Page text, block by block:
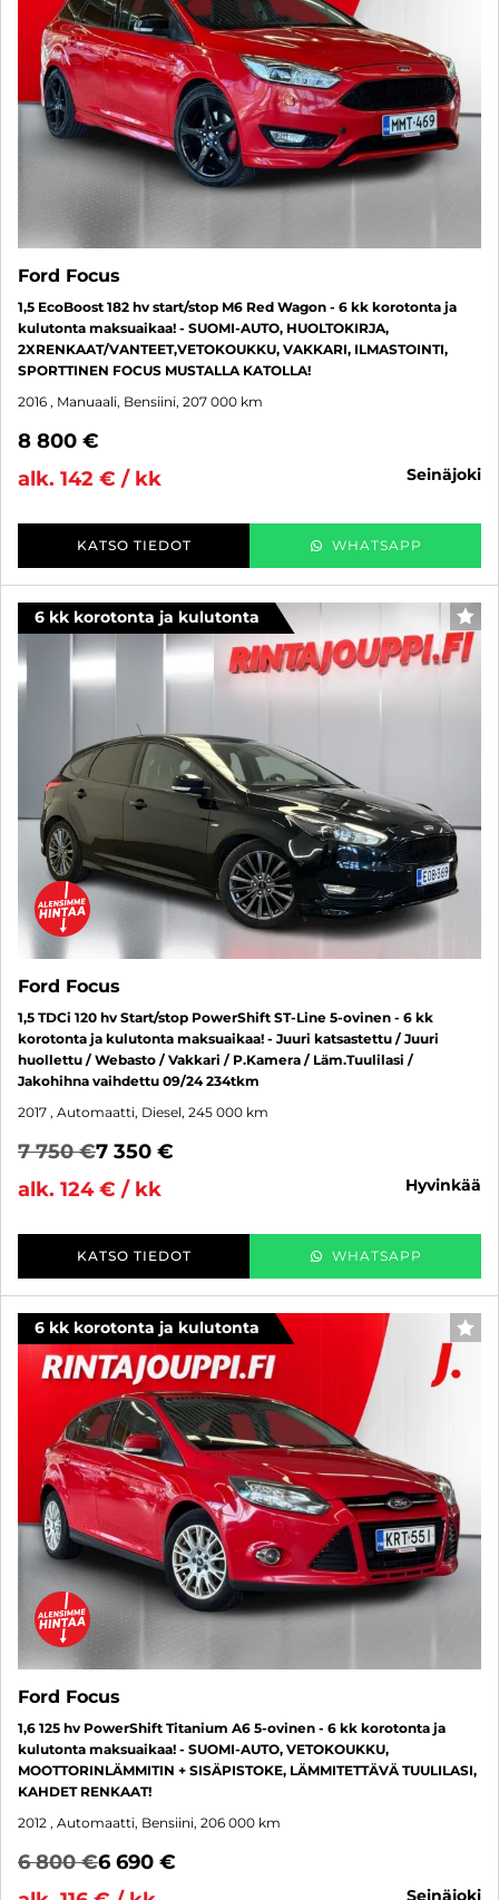
Ford Focus
1,5 EcoBoost 182 hv start/stop M6 Red Wagon - 6 kk korotonta ja
kulutonta maksuaikaa! - SUOMI-AUTO, HUOLTOKIRJA,
2XRENKAAT/VANTEET,VETOKOUKKU, VAKKARI, ILMASTOINTI,
SPORTTINEN FOCUS MUSTALLA KATOLLA!
2016 , Manuaali, Bensiini, 207 000 km
8 800 €
alk. 142 € / kk
seinäjoki
KATSO TIEDOT WHATSAPP
6 kk korotonta ja kulutonta
Ford Focus
1,5 TDCi 120 hv Start/stop PowerShift ST-Line 5-ovinen - 6 kk
korotonta ja kulutonta maksuaikaa! - Juuri katsastettu / Juuri
huollettu / Webasto / Vakkari / P.Kamera / Läm.Tuulilasi /
Jakohihna vaihdettu 09/24 234tkm
2017 , Automaatti, Diesel, 245 000 km
7 750 €7 350 €
alk. 124 € / kk
hyvinkää
KATSO TIEDOT WHATSAPP
6 kk korotonta ja kulutonta
Ford Focus
1,6 125 hv PowerShift Titanium A6 5-ovinen - 6 kk korotonta ja
kulutonta maksuaikaa! - SUOMI-AUTO, VETOKOUKKU,
MOOTTORINLÄMMITIN + SISÄPISTOKE, LÄMMITETTÄVÄ TUULILASI,
KAHDET RENKAAT!
2012 , Automaatti, Bensiini, 206 000 km
6 800 €6 690 €
seinäjoki